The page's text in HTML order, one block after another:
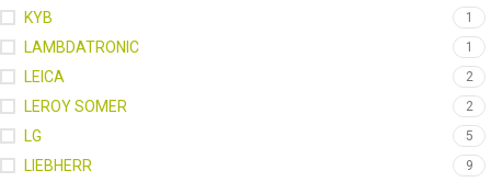
KYB 1
LAMBDATRONIC 1
LEICA 2
LEROY SOMER 2
LG 5
LIEBHERR 9